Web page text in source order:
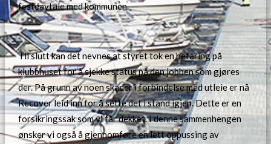
festeavtale med kommunen.
Til slutt kan det nevnes at styret tok en befaring på
klubbhuset for å sjekke status på den jobben som gjøres
der. På grunn av noen skader i forbindelse med utleie er nå
Recover leid inn for å sette det i stand igjen. Dette er en
forsikringssak som vi får dekket. I denne sammenhengen
ønsker vi også å gjennomføre en lett oppussing av